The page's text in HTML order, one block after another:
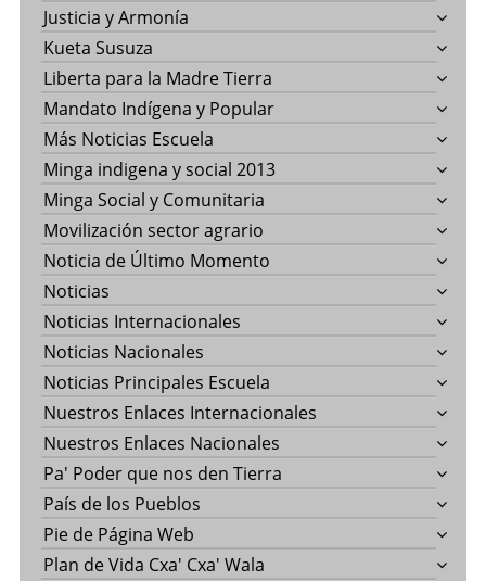
Justicia y Armonía
Kueta Susuza
Liberta para la Madre Tierra
Mandato Indígena y Popular
Más Noticias Escuela
Minga indigena y social 2013
Minga Social y Comunitaria
Movilización sector agrario
Noticia de Último Momento
Noticias
Noticias Internacionales
Noticias Nacionales
Noticias Principales Escuela
Nuestros Enlaces Internacionales
Nuestros Enlaces Nacionales
Pa' Poder que nos den Tierra
País de los Pueblos
Pie de Página Web
Plan de Vida Cxa' Cxa' Wala